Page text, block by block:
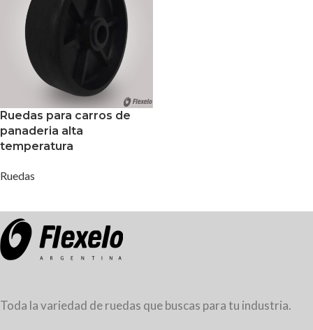
Ruedas para carros de
panaderia alta
temperatura
Ruedas
Toda la variedad de ruedas que buscas para tu industria.